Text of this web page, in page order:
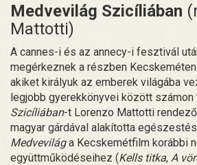
Medvevilág Szicíliában
Mattotti)
A cannes-i és az annecy-i fesztivál
megérkeznek a részben
akiket királyuk az emberek világába
legjobb gyerekkönyvei között számon
Szicíliában-t Lorenzo Mattotti
magyar gárdával alakította
Medvevilága Kecskemétfilm korábbi
együttműködéseihez (Kells titka, A